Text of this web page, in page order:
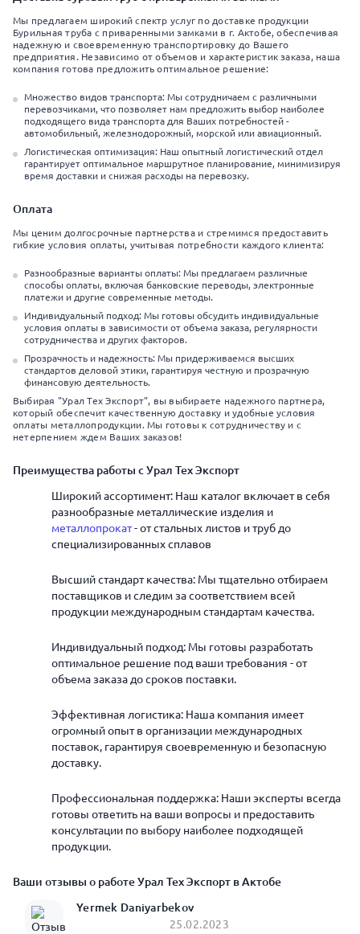
Мы предлагаем широкий спектр услуг по доставке продукции
Бурильная труба с приваренными замками в г. Актобе, обеспечивая
надежную и своевременную транспортировку до Вашего
предприятия. Независимо от объемов и характеристик заказа, наша
компания готова предложить оптимальное решение:
Множество видов транспорта: Мы сотрудничаем с различными
перевозчиками, что позволяет нам предложить выбор наиболее
подходящего вида транспорта для Ваших потребностей -
автомобильный, железнодорожный, морской или авиационный.
Логистическая оптимизация: Наш опытный логистический отдел
гарантирует оптимальное маршрутное планирование, минимизируя
время доставки и снижая расходы на перевозку.
Оплата
Мы ценим долгосрочные партнерства и стремимся предоставить
гибкие условия оплаты, учитывая потребности каждого клиента:
Разнообразные варианты оплаты: Мы предлагаем различные
способы оплаты, включая банковские переводы, электронные
платежи и другие современные методы.
Индивидуальный подход: Мы готовы обсудить индивидуальные
условия оплаты в зависимости от объема заказа, регулярности
сотрудничества и других факторов.
Прозрачность и надежность: Мы придерживаемся высших
стандартов деловой этики, гарантируя честную и прозрачную
финансовую деятельность.
Выбирая "Урал Тех Экспорт", вы выбираете надежного партнера,
который обеспечит качественную доставку и удобные условия
оплаты металлопродукции. Мы готовы к сотрудничеству и с
нетерпением ждем Ваших заказов!
Преимущества работы с Урал Тех Экспорт
Широкий ассортимент: Наш каталог включает в себя
разнообразные металлические изделия и
металлопрокат- от стальных листов и труб до
специализированных сплавов
Высший стандарт качества: Мы тщательно отбираем
поставщиков и следим за соответствием всей
продукции международным стандартам качества.
Индивидуальный подход: Мы готовы разработать
оптимальное решение под ваши требования - от
объема заказа до сроков поставки.
Эффективная логистика: Наша компания имеет
огромный опыт в организации международных
поставок, гарантируя своевременную и безопасную
доставку.
Профессиональная поддержка: Наши эксперты всегда
готовы ответить на ваши вопросы и предоставить
консультации по выбору наиболее подходящей
продукции.
Ваши отзывы о работе Урал Тех Экспорт в Актобе
Yermek Daniyarbekov
25.02.2023